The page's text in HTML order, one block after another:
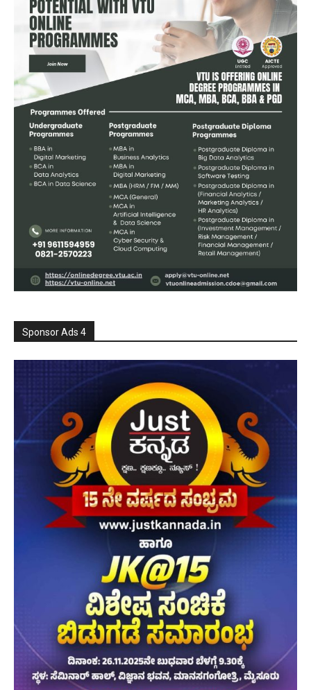
Sponsor Ads 4